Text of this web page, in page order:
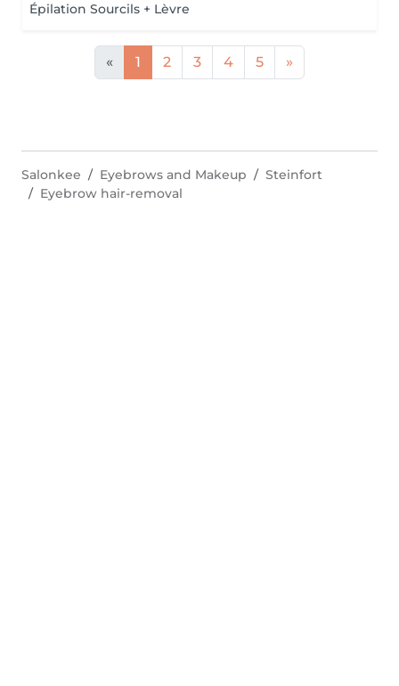
Épilation Sourcils + Lèvre
« 1 2 3 4 5 »
Salonkee Eyebrows and Makeup
Steinfort
Eyebrow hair-removal